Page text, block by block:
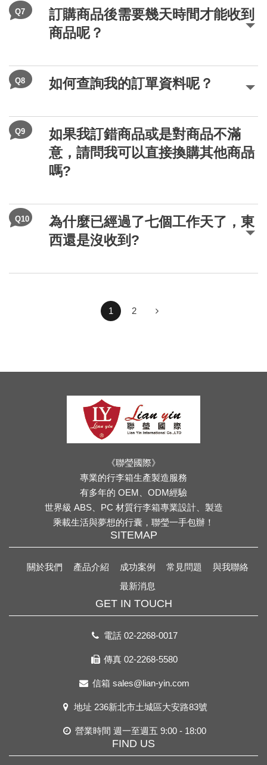
Q7
訂購商品後需要幾天時間才能收到
商品呢？
Q8 如何查詢我的訂單資料呢？
Q9
如果我訂錯商品或是對商品不滿
意，請問我可以直接換購其他商品
嗎?
Q10
為什麼已經過了七個工作天了，東
西還是沒收到?
1 2
《聯瑩國際》
專業的行李箱生產製造服務
有多年的 OEM、ODM經驗
世界級 ABS、PC 材質行李箱專業設計、製造
乘載生活與夢想的行囊，聯瑩一手包辦！
SITEMAP
關於我們 產品介紹 成功案例 常見問題
與我聯絡
最新消息
GET IN TOUCH
電話 02-2268-0017
傳真 02-2268-5580
信箱 sales@lian-yin.com
地址 236新北市土城區大安路83號
營業時間 週一至週五 9:00 - 18:00
FIND US